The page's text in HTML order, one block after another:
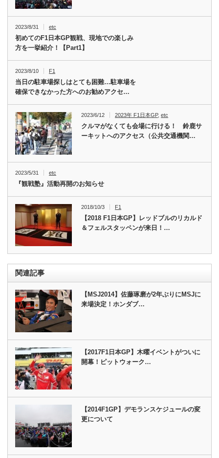
2023/8/31 etc
初めてのF1日本GP観戦、現地での楽しみ
方を一挙紹介！【Part1】
2023/8/10 F1
当日の駐車場探しはとても困難…駐車場を
確保できなかった方へのお勧めアクセ…
2023/6/12 2023年 F1日本GP,etc
クルマがなくても会場に行ける！ 鈴鹿サ
ーキットへのアクセス（公共交通機関…
2023/5/31 etc
『観戦塾』活動再開のお知らせ
2018/10/3 F1
【2018 F1日本GP】レッドブルのリカルド
＆フェルスタッペンが来日！…
関連記事
【MSJ2014】佐藤琢磨が2年ぶりにMSJに
来場決定！ホンダブ…
【2017F1日本GP】木曜イベントがついに
開幕！ピットウォーク…
【2014F1GP】デモランスケジュールの変
更について